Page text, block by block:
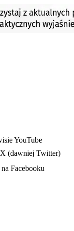
YouTube
(dawniej Twitter)
Facebooku